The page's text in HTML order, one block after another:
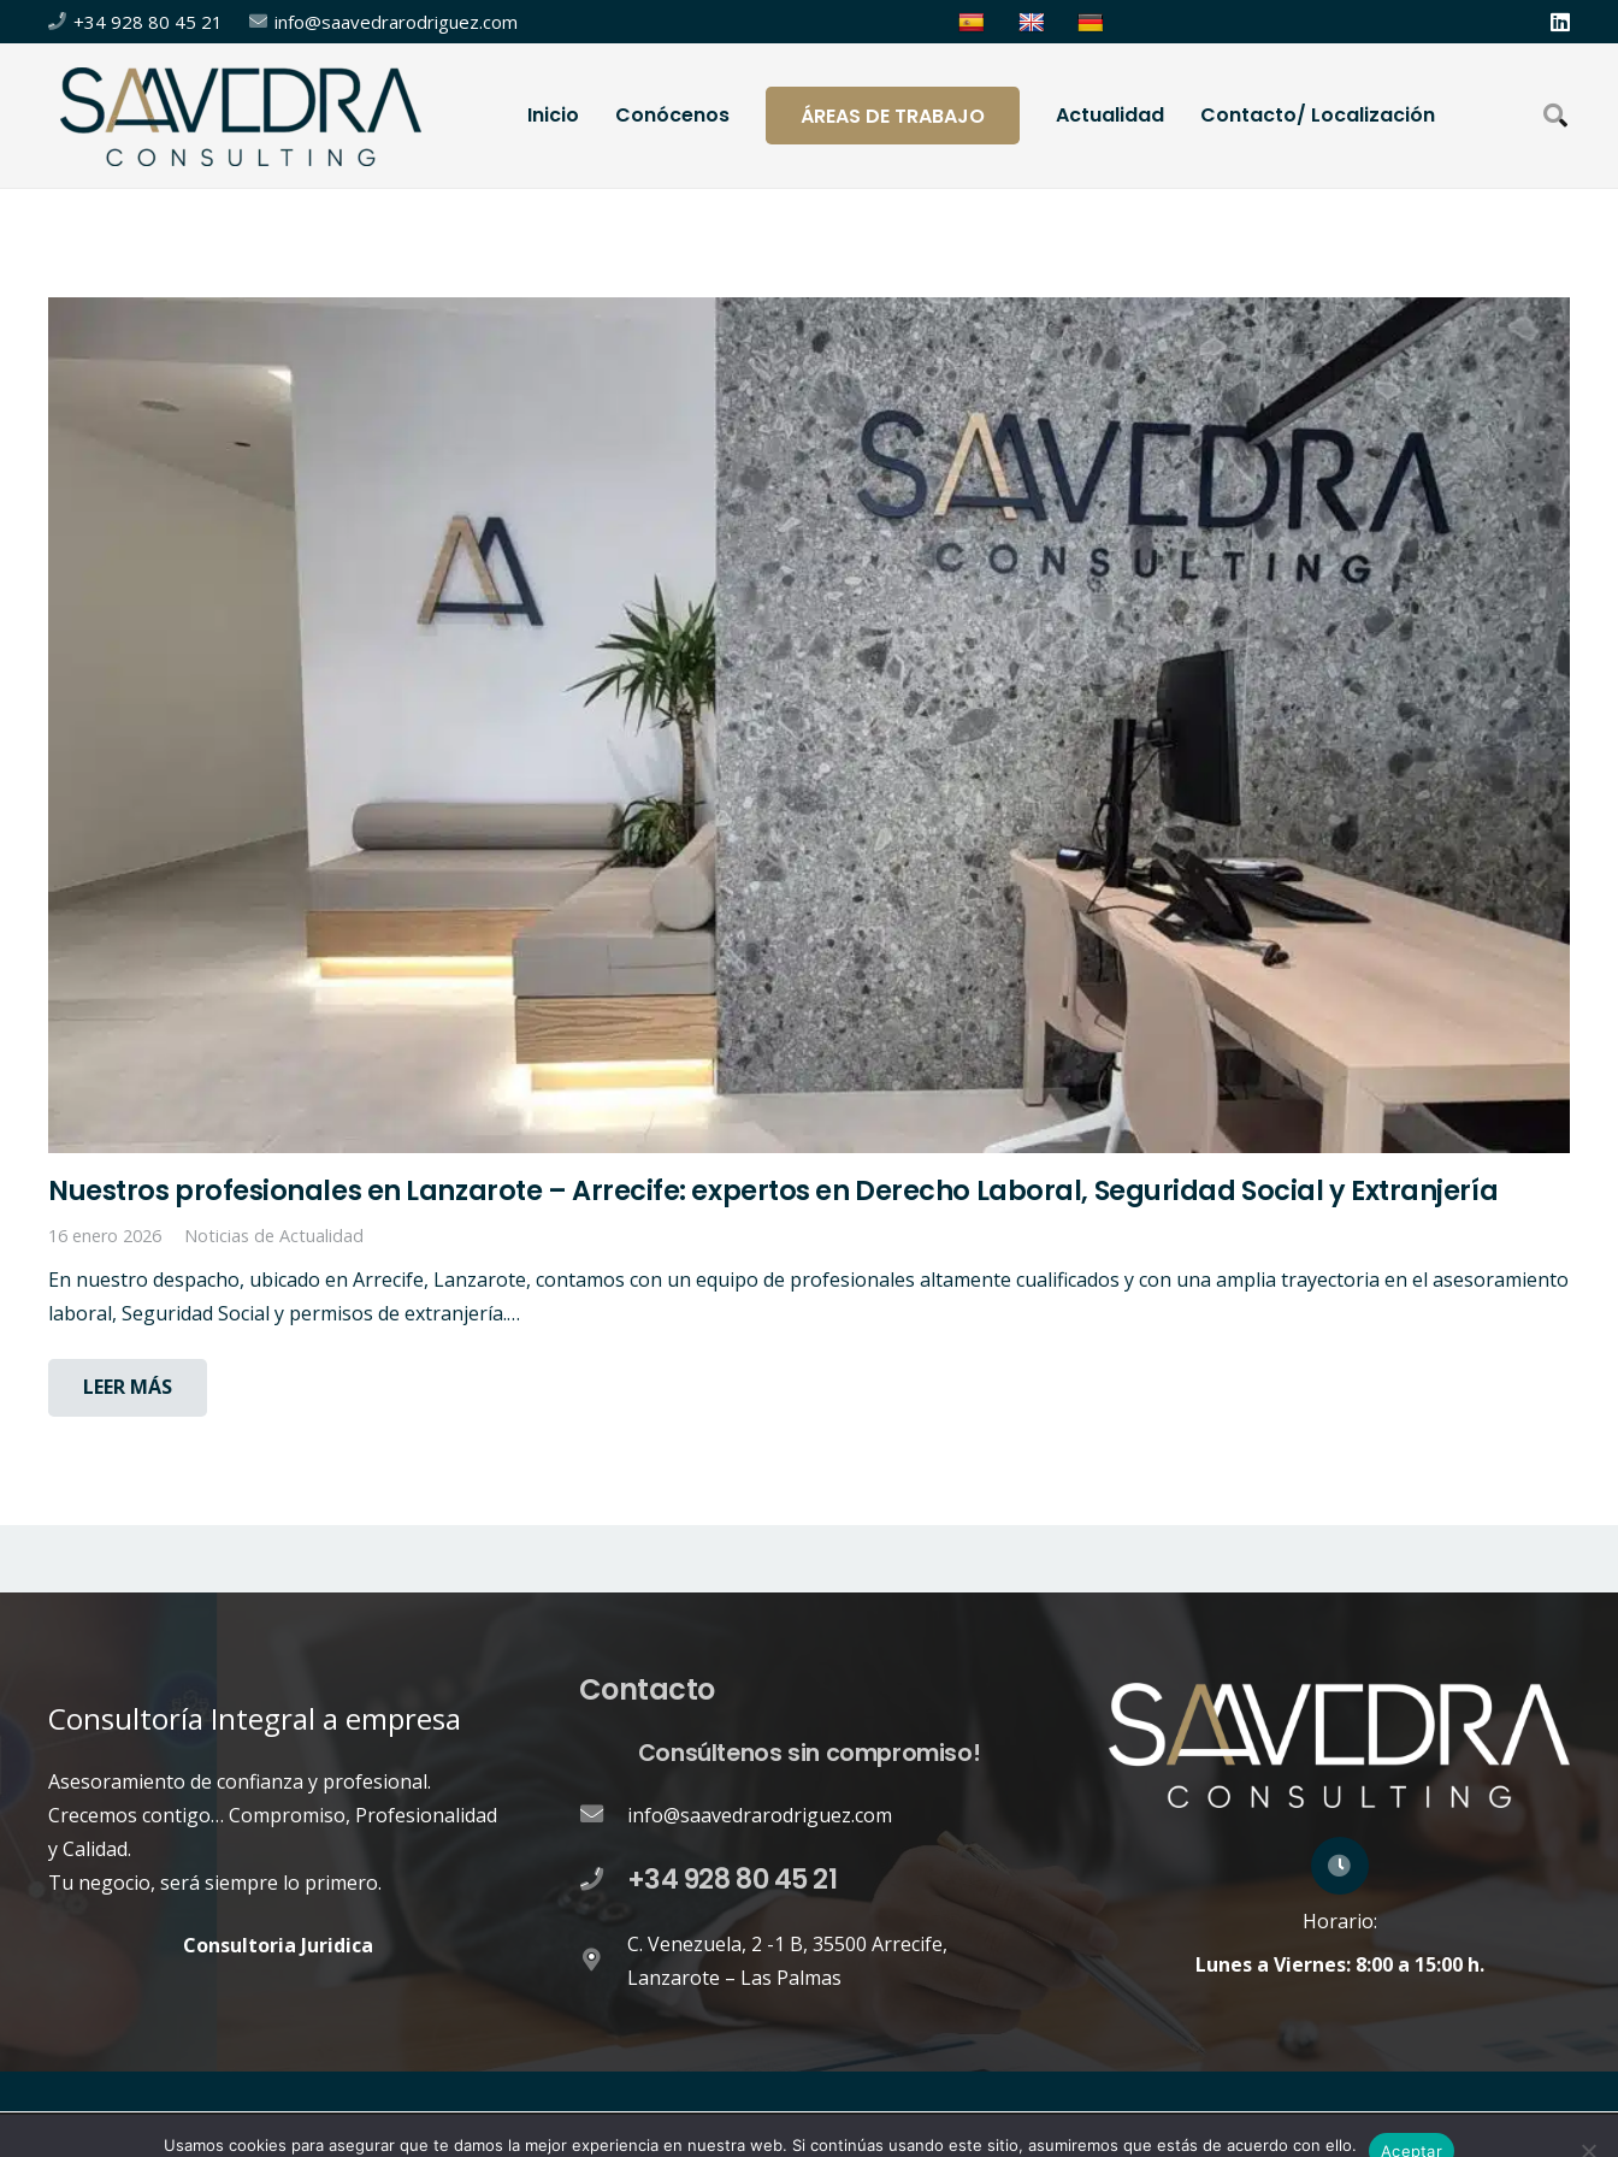
+34 928 80 45 21 info@saavedrarodriguez.com
Inicio Conócenos ÁREAS DE TRABAJO Actualidad Contacto/ Localización
Nuestros profesionales en Lanzarote – Arrecife: expertos en Derecho Laboral, Seguridad Social y Extranjería
16 enero 2026 Noticias de Actualidad
En nuestro despacho, ubicado en Arrecife, Lanzarote, contamos con un equipo de profesionales altamente cualificados y con una amplia trayectoria en el asesoramiento
laboral, Seguridad Social y permisos de extranjería.…
LEER MÁS
Consultoría Integral a empresa
Asesoramiento de confianza y profesional.
Crecemos contigo… Compromiso, Profesionalidad
y Calidad.
Tu negocio, será siempre lo primero.
Consultoria Juridica
Contacto
Consúltenos sin compromiso!
info@saavedrarodriguez.com
+34 928 80 45 21
C. Venezuela, 2 -1 B, 35500 Arrecife,
Lanzarote – Las Palmas
Horario:
Lunes a Viernes: 8:00 a 15:00 h.
Política de Privacidad y Aviso Legal
Utilizamos cookies para ofrecerte la mejor experiencia en nuestra web.
Aceptar Rechazar Ajustes Cerrar el banner de cookies
Usamos cookies para asegurar que te damos la mejor experiencia en nuestra web. Si continúas usando este sitio, asumiremos que estás de acuerdo con ello. Aceptar